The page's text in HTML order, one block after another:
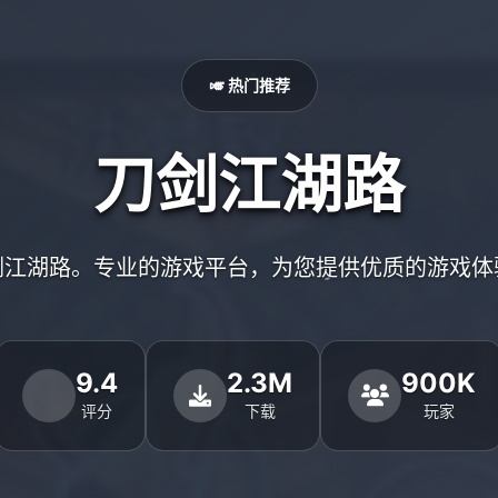
🎺 热门推荐
刀剑江湖路
湖路。专业的游戏平台，为您提供优质的游戏
9.4
评分
2.3M
下载
900K
玩家